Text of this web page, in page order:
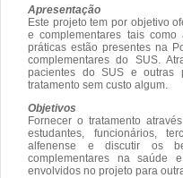
Apresentação
Este projeto tem por objetivo
e complementares tais
práticas estão presentes na
complementares do SUS.
pacientes do SUS e outras
tratamento sem custo algum.
Objetivos
Fornecer o tratamento
estudantes, funcionários,
alfenense e discutir os
complementares na saúde
envolvidos no projeto para